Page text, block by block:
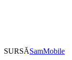
SURSĂSamMobile